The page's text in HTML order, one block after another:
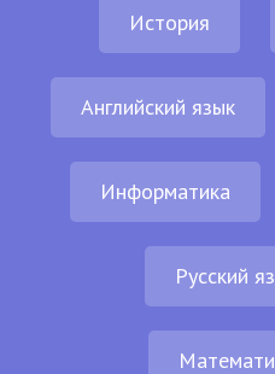
История
Английский язык
Информатика
Русский